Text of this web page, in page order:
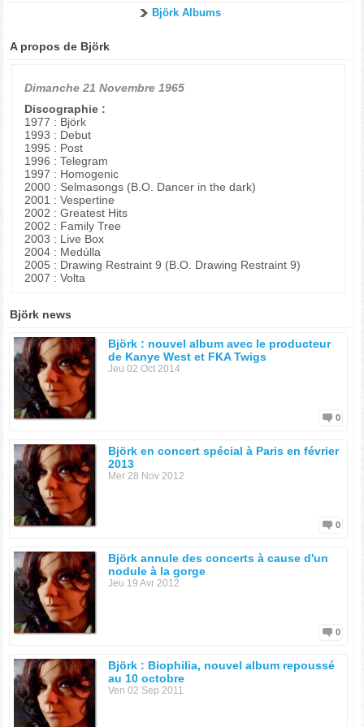
Björk Albums
A propos de Björk
Dimanche 21 Novembre 1965
Discographie :
1977 : Björk
1993 : Debut
1995 : Post
1996 : Telegram
1997 : Homogenic
2000 : Selmasongs (B.O. Dancer in the dark)
2001 : Vespertine
2002 : Greatest Hits
2002 : Family Tree
2003 : Live Box
2004 : Medúlla
2005 : Drawing Restraint 9 (B.O. Drawing Restraint 9)
2007 : Volta
Björk news
Björk : nouvel album avec le producteur
de Kanye West et FKA Twigs
Jeu 02 Oct 2014
0
Björk en concert spécial à Paris en février
2013
Mer 28 Nov 2012
0
Björk annule des concerts à cause d'un
nodule à la gorge
Jeu 19 Avr 2012
0
Björk : Biophilia, nouvel album repoussé
au 10 octobre
Ven 02 Sep 2011